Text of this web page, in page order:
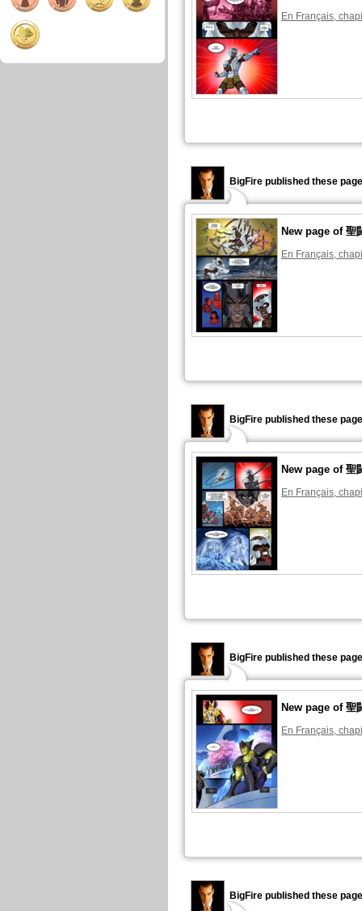
En Français,
BigFire published these
New page of
En Français,
BigFire published these
New page of
En Français,
BigFire published these
New page of
En Français,
BigFire published these